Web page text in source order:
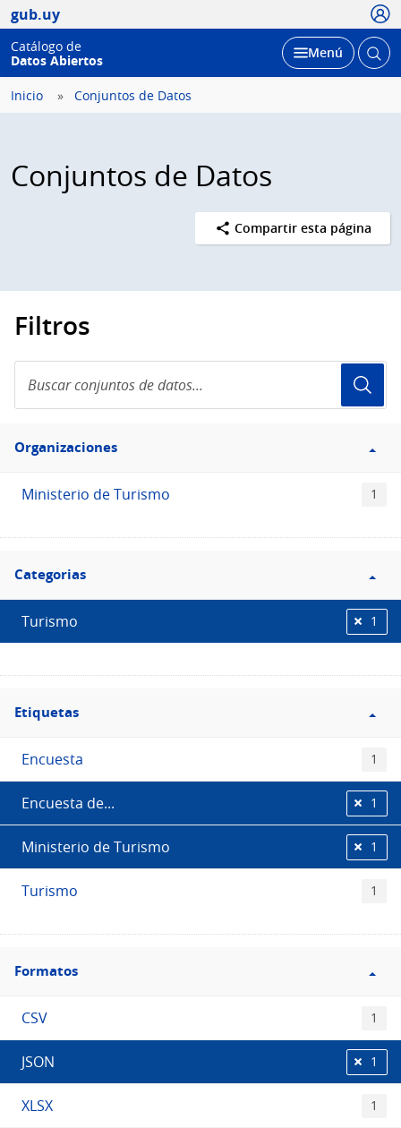
gub.uy
Catálogo de
Datos Abiertos
Desplegar
Menú Abrir
Inicio Conjuntos de Datos
Conjuntos de Datos
Compartir esta página
Filtros
conjuntos
de
Filtro
Organizaciones
Organizaciones
Ministerio de Turismo 1
Filtro
Categorias
Categorias
Turismo 1
Filtro
Etiquetas
Etiquetas
Encuesta 1
Encuesta de... 1
Ministerio de Turismo 1
Turismo 1
Filtro
Formatos
Formatos
CSV 1
JSON 1
XLSX 1